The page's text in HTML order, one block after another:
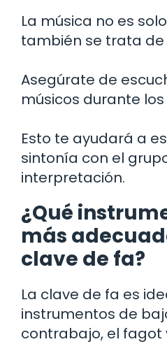
La música no es
también se trata de
Asegúrate de
músicos durante
Esto te ayudará a
sintonía con el
interpretación.
¿Qué
más
clave de fa?
La clave de fa es
instrumentos de
contrabajo, el fagot